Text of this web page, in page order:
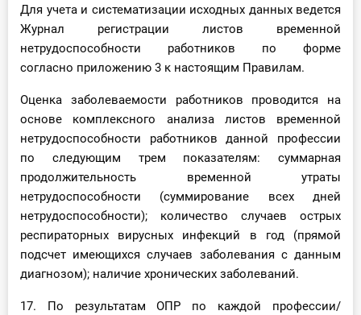
Для учета и систематизации исходных данных ведется
Журнал регистрации листов временной
нетрудоспособности работников по форме
согласно приложению 3 к настоящим Правилам.
Оценка заболеваемости работников проводится на
основе комплексного анализа листов временной
нетрудоспособности работников данной профессии
по следующим трем показателям: суммарная
продолжительность временной утраты
нетрудоспособности (суммирование всех дней
нетрудоспособности); количество случаев острых
респираторных вирусных инфекций в год (прямой
подсчет имеющихся случаев заболевания с данным
диагнозом); наличие хронических заболеваний.
17. По результатам ОПР по каждой профессии/